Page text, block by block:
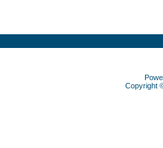
Copyright